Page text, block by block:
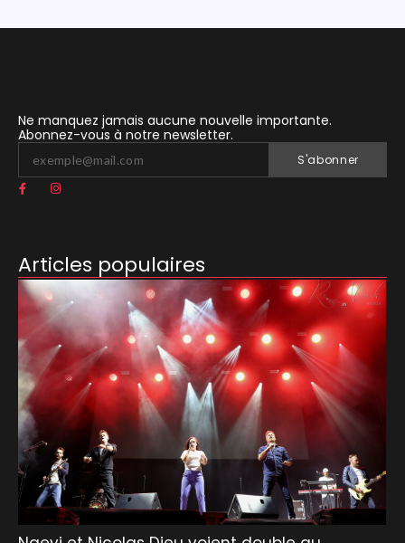
Ne manquez jamais aucune nouvelle importante.
Abonnez-vous à notre newsletter.
S'abonner
Articles populaires